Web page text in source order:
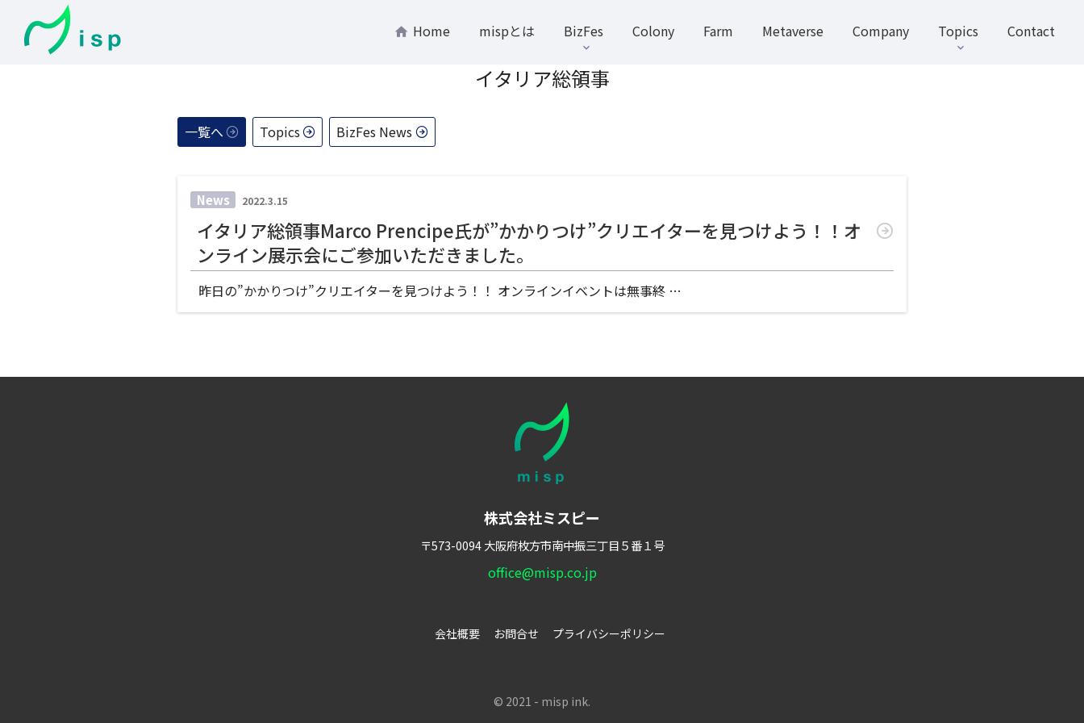
Home mispとは BizFes Colony Farm Metaverse Company Topics Contact
イタリア総領事
一覧へ Topics BizFes News
News
投
日:
2022.3.15
イタリア総領事Marco Prencipe氏が”かかりつけ”クリエイターを見つけよう！！オ
ンライン展示会にご参加いただきました。
昨日の”かかりつけ”クリエイターを見つけよう！！ オンラインイベントは無事終 …
株式会社ミスピー
〒573-0094大阪府枚方市南中振三丁目５番１号
office@misp.co.jp
会社概要 お問合せ プライバシーポリシー
© 2021 - misp ink.